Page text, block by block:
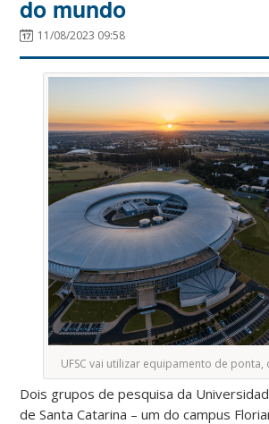
do mundo
11/08/2023 09:58
UFSC vai utilizar equipamento de ponta,
Dois grupos de pesquisa da
de Santa Catarina – um do campus